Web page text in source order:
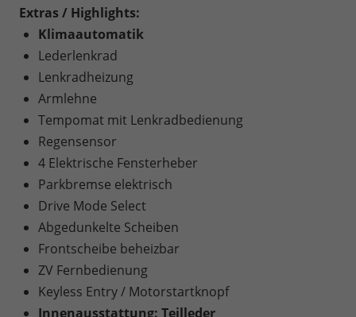
Extras / Highlights:
Klimaautomatik
Lederlenkrad
Lenkradheizung
Armlehne
Tempomat mit Lenkradbedienung
Regensensor
4 Elektrische Fensterheber
Parkbremse elektrisch
Drive Mode Select
Abgedunkelte Scheiben
Frontscheibe beheizbar
ZV Fernbedienung
Keyless Entry / Motorstartknopf
Innenausstattung: Teilleder